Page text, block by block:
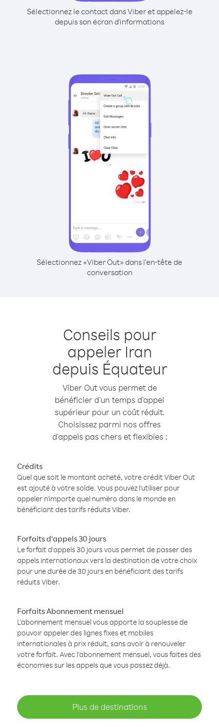
Sélectionnez le contact dans Viber et appelez-le
depuis son écran d'informations
Sélectionnez «Viber Out» dans l'en-tête de
conversation
Conseils pour
appeler Iran
depuis Équateur
Viber Out vous permet de
bénéficier d'un temps d'appel
supérieur pour un coût réduit.
Choisissez parmi nos offres
d'appels pas chers et flexibles :
Crédits
Quel que soit le montant acheté, votre crédit Viber Out
est ajouté à votre solde. Vous pouvez l'utiliser pour
appeler n'importe quel numéro dans le monde en
bénéficiant des tarifs réduits Viber.
Forfaits d'appels 30 jours
Le forfait d'appels 30 jours vous permet de passer des
appels internationaux vers la destination de votre choix
pour une durée de 30 jours en bénéficiant des tarifs
réduits Viber.
Forfaits Abonnement mensuel
L'abonnement mensuel vous apporte la souplesse de
pouvoir appeler des lignes fixes et mobiles
internationales à prix réduit, sans avoir à renouveler
votre forfait. Avec l'abonnement mensuel, vous faites des
économies sur les appels que vous passez déjà.
Plus de destinations